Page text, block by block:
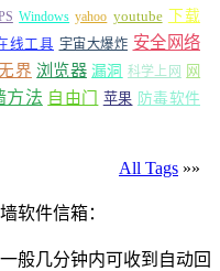
Windows yahoo youtube 下载
线工具 宇宙大爆炸 安全网络
界 浏览器 漏洞 科学上网 网
方法 自由门 苹果 防毒软件
All Tags »»
软件信箱：
般几分钟内可收到自动回